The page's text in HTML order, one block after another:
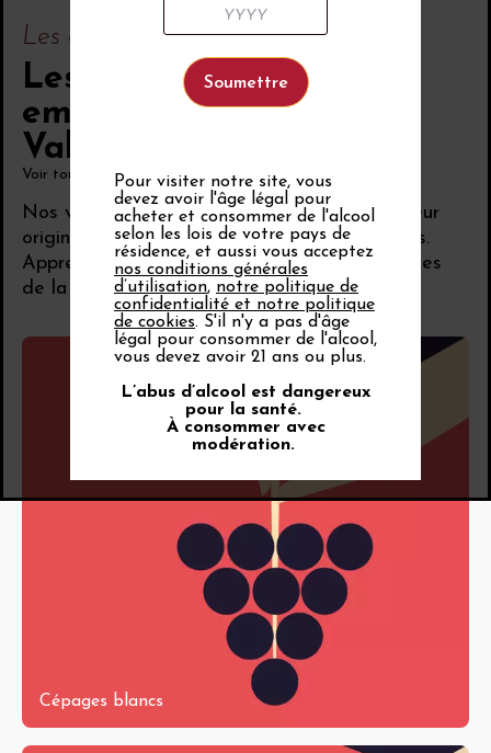
Les cépages
Les cépages
emblématiques de la
Vallée du Rhône
Voir tout
Nos vins tirent leur finesse, leur richesse et leur
originalité de la diversité de leurs 37 cépages.
Apprenez-en plus sur les cépages des vignobles
de la Vallée du Rhône.
Cépages blancs
Pour visiter notre site, vous
devez avoir l'âge légal pour
acheter et consommer de l'alcool
selon les lois de votre pays de
résidence, et aussi vous acceptez
nos conditions générales
d’utilisation, notre politique de
confidentialité et notre politique
de cookies. S'il n'y a pas d'âge
légal pour consommer de l'alcool,
vous devez avoir 21 ans ou plus.
L’abus d’alcool est dangereux
pour la santé.
À consommer avec
modération.